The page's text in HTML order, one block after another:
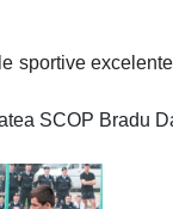
sportive
SCOP Bradu